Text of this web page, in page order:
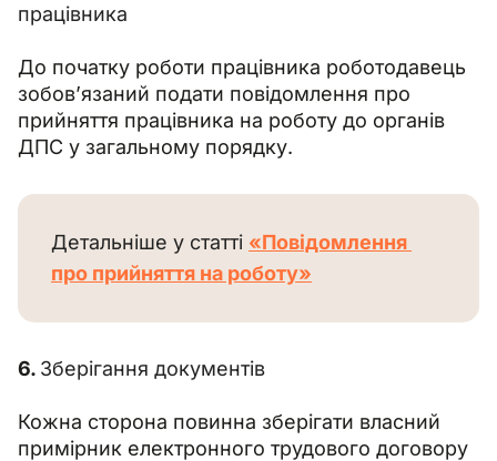
працівника
До початку роботи працівника роботодавець
зобов’язаний подати повідомлення про
прийняття працівника на роботу до органів
ДПС у загальному порядку.
Детальніше у статті «Повідомлення
про прийняття на роботу»
6. Зберігання документів
Кожна сторона повинна зберігати власний
примірник електронного трудового договору